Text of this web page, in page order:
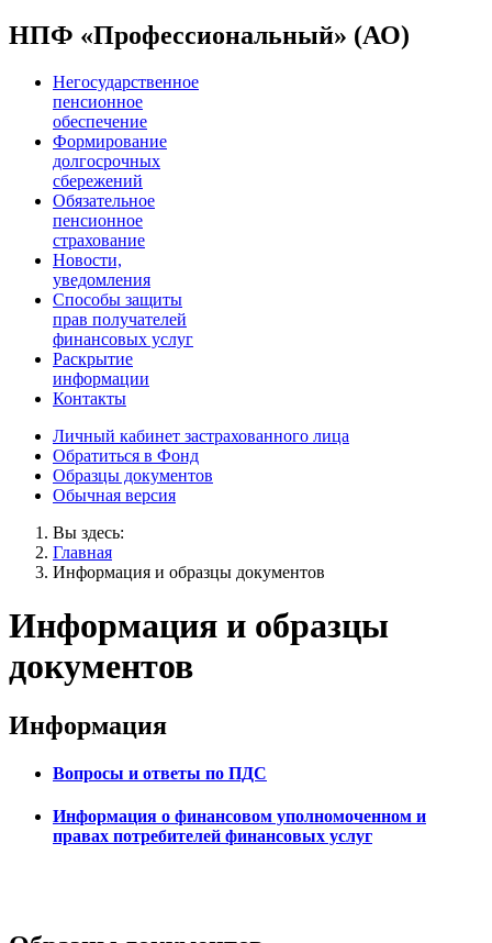
НПФ «Профессиональный» (АО)
Негосударственное
пенсионное
обеспечение
Формирование
долгосрочных
сбережений
Обязательное
пенсионное
страхование
Новости,
уведомления
Способы защиты
прав получателей
финансовых услуг
Раскрытие
информации
Контакты
Личный кабинет застрахованного лица
Обратиться в Фонд
Образцы документов
Обычная версия
Вы здесь:
Главная
Информация и образцы документов
Информация и образцы
документов
Информация
Вопросы и ответы по ПДС
Информация о финансовом уполномоченном и
правах потребителей финансовых услуг